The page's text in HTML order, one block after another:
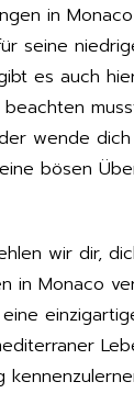
in
seine
es auch
wende
bösen
wir dir,
in Monaco